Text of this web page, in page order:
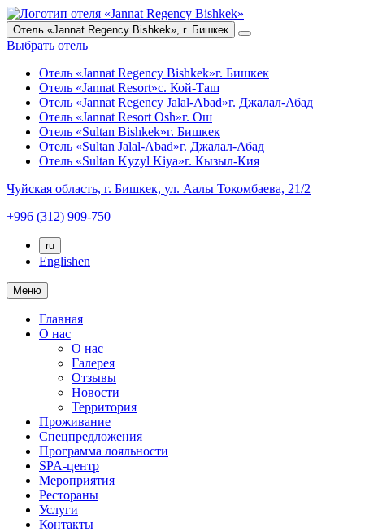
Отель «Jannat Regency Bishkek», г. Бишкек
Выбрать отель
Отель «Jannat Regency Bishkek»г. Бишкек
Отель «Jannat Resort»с. Кой-Таш
Отель «Jannat Regency Jalal-Abad»г. Джалал-Абад
Отель «Jannat Resort Osh»г. Ош
Отель «Sultan Bishkek»г. Бишкек
Отель «Sultan Jalal-Abad»г. Джалал-Абад
Отель «Sultan Kyzyl Kiya»г. Кызыл-Кия
Чуйская область, г. Бишкек, ул. Аалы Токомбаева, 21/2
+996 (312) 909-750
ru
Englishen
Меню
Главная
О нас
О нас
Галерея
Отзывы
Новости
Территория
Проживание
Спецпредложения
Программа лояльности
SPA-центр
Мероприятия
Рестораны
Услуги
Контакты